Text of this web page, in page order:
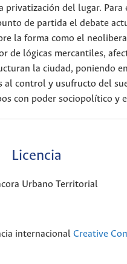
del lugar. Para
de partida el debate
la forma como el
de lógicas mercantiles,
la ciudad, poniendo
al control y usufructo del
con poder sociopolítico y
Licencia
Urbano Territorial
internacional Creative